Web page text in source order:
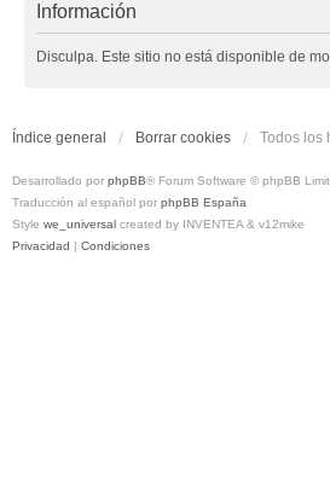
Información
Disculpa. Este sitio no está disponible de
Índice general Borrar cookies Todos los
Desarrollado por phpBB® Forum Software © phpBB
Traducción al español por phpBB España
Style we_universal created by INVENTEA & v12mike
Privacidad | Condiciones